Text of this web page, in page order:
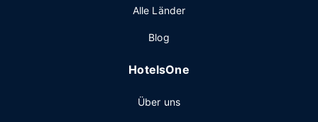
Alle Länder
Blog
HotelsOne
Über uns